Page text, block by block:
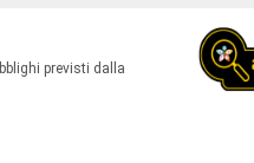
previsti dalla